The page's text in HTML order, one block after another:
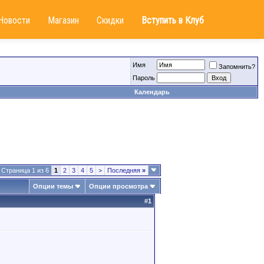
Магазин Скидки Вступить в Клуб
Имя
Запомнить?
Пароль
Календарь
Страница 1 из 6 1 2 3 4 5 > Последняя »
Опции темы Опции просмотра
#1